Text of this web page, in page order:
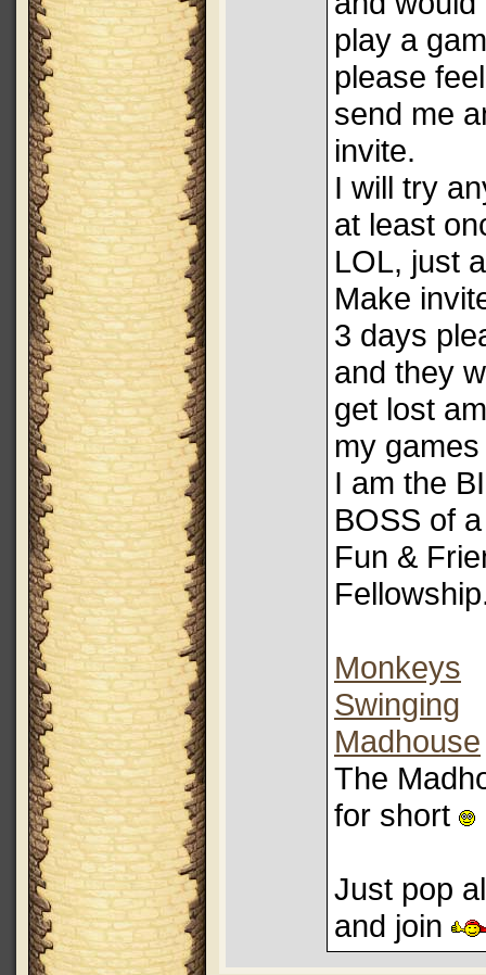
play a
please
send me
invite.
I will try
at least
LOL, just
Make
3 days
and they
get lost
my
I am the
BOSS of
Fun &
Monkeys
Swinging
Madhouse
The
for short
Just pop
and join